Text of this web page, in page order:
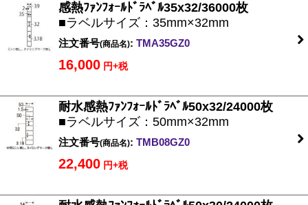
感熱ﾌｧﾝﾌｫｰﾙﾄﾞﾗﾍﾞﾙ35x32/36000枚
■ラベルサイズ：35mm×32mm
注文番号(商品名): TMA35GZ0
16,000 円+税
耐水感熱ﾌｧﾝﾌｫｰﾙﾄﾞﾗﾍﾞﾙ50x32/24000枚
■ラベルサイズ：50mm×32mm
注文番号(商品名): TMB08GZ0
22,400 円+税